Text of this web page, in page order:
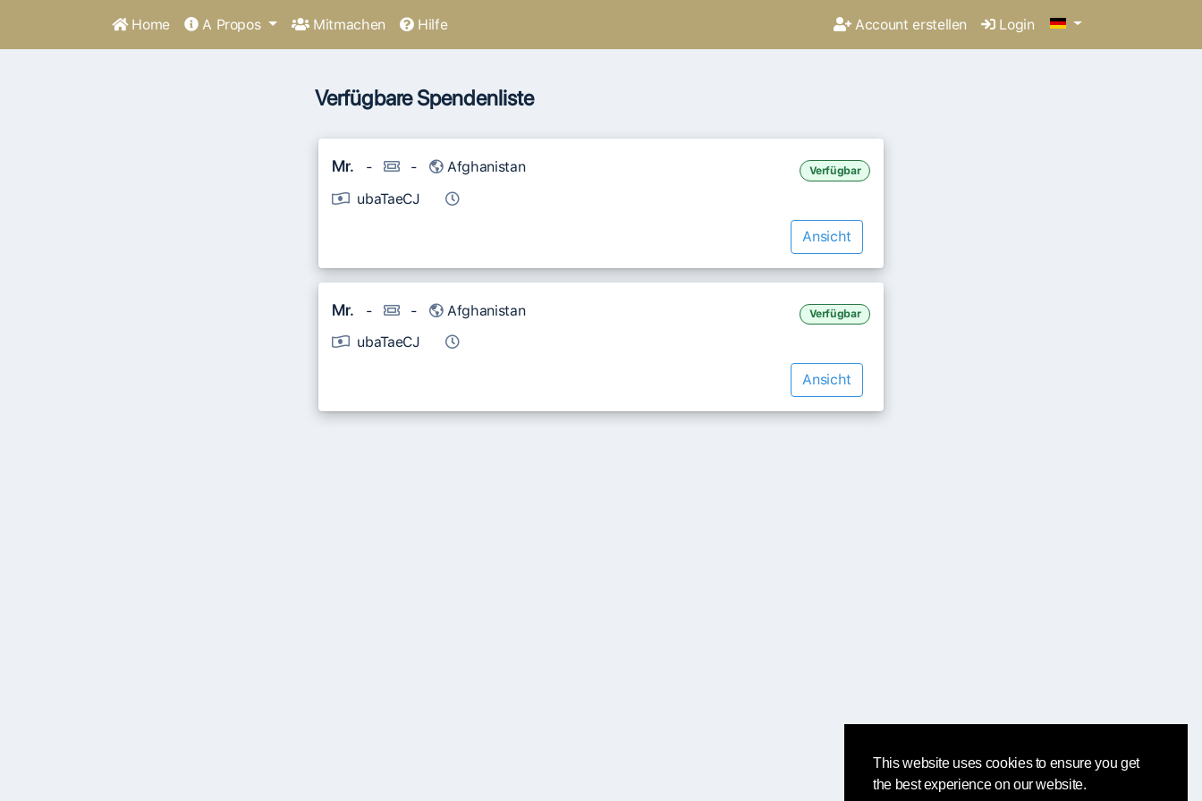
This website uses cookies to ensure you get
the best experience on our website.
Home A Propos Mitmachen Hilfe Account erstellen Login
Verfügbare Spendenliste
Mr. - - Afghanistan Verfügbar
ubaTaeCJ
Ansicht
Mr. - - Afghanistan Verfügbar
ubaTaeCJ
Ansicht